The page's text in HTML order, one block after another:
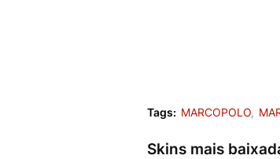
Tags: MARCOPOLO
Skins mais